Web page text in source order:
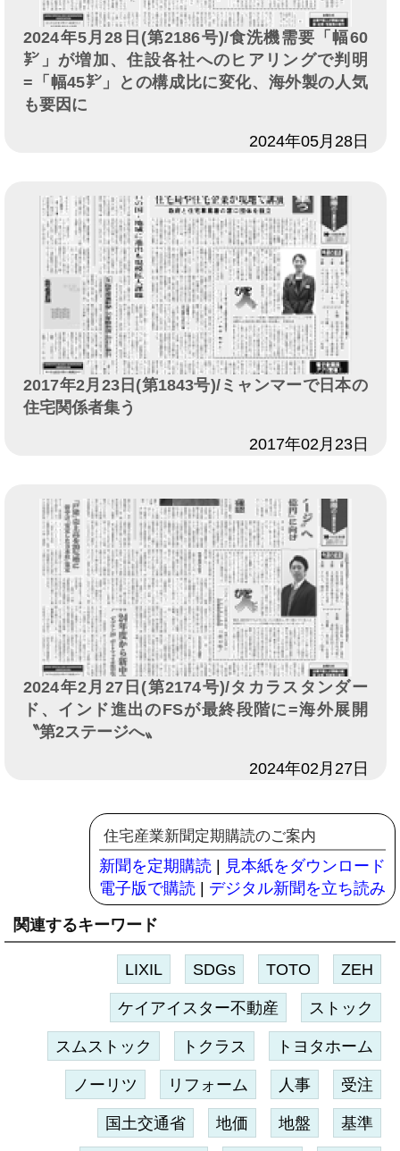
2024年5月28日(第2186号)/食洗機需要「幅60
㌢」が増加、住設各社へのヒアリングで判明
=「幅45㌢」との構成比に変化、海外製の人気
も要因に
2024年05月28日
2017年2月23日(第1843号)/ミャンマーで日本の
住宅関係者集う
2017年02月23日
2024年2月27日(第2174号)/タカラスタンダー
ド、インド進出のFSが最終段階に=海外展開
〝第2ステージへ〟
2024年02月27日
住宅産業新聞定期購読のご案内
新聞を定期購読 | 見本紙をダウンロード
電子版で購読 | デジタル新聞を立ち読み
関連するキーワード
LIXIL SDGs TOTO ZEH
ケイアイスター不動産 ストック
スムストック トクラス トヨタホーム
ノーリツ リフォーム 人事 受注
国土交通省 地価 地盤 基準